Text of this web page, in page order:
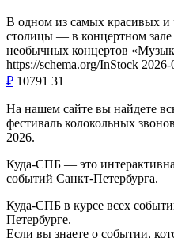
В одном из самых красивых и
столицы — в концертном
необычных концертов
https://schema.org/InStock
₽ 10791 31
На нашем сайте вы найдете
фестиваль колокольных
2026.
Куда-СПБ — это
событий Санкт-Петербурга.
Куда-СПБ в курсе всех
Петербурге.
Если вы знаете о событии,